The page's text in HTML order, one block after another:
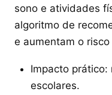
sono e atividades
algoritmo de
e aumentam o
Impacto prático:
escolares.